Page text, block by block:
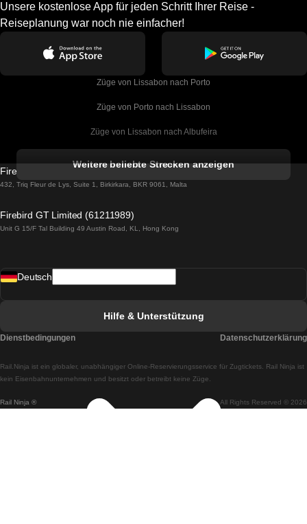
Unsere kostenlose App für jeden Schritt Ihrer Reise -
Reiseplanung war noch nie einfacher!
Züge von Lissabon nach Porto
Züge von Porto nach Lissabon
Züge von Lissabon nach Albufeira
Züge von Lissabon nach Lagos
Züge von Lissabon nach Madrid
Züge von Lissabon nach Braga
Züge von Braga nach Lissabon
Weitere beliebte Strecken anzeigen
Firebird GT Limited (OC 1451)
432, Triq Fleur de Lys, Suite 1, Birkirkara, BKR 9061, Malta
Firebird GT Limited (61211989)
Unit G 15/F Tal Building 49 Austin Road, KL, Hong Kong
Rail Ninja ® All Rights Reserved © 2026
Rail.Ninja ist ein globaler, unabhängiger Online-Reservierungsservice für Zugtickets. Rail Ninja ist
kein Eisenbahnunternehmen und besitzt oder betreibt keine Züge.
Deutsch
Hilfe & Unterstützung
Dienstbedingungen Datenschutzerklärung